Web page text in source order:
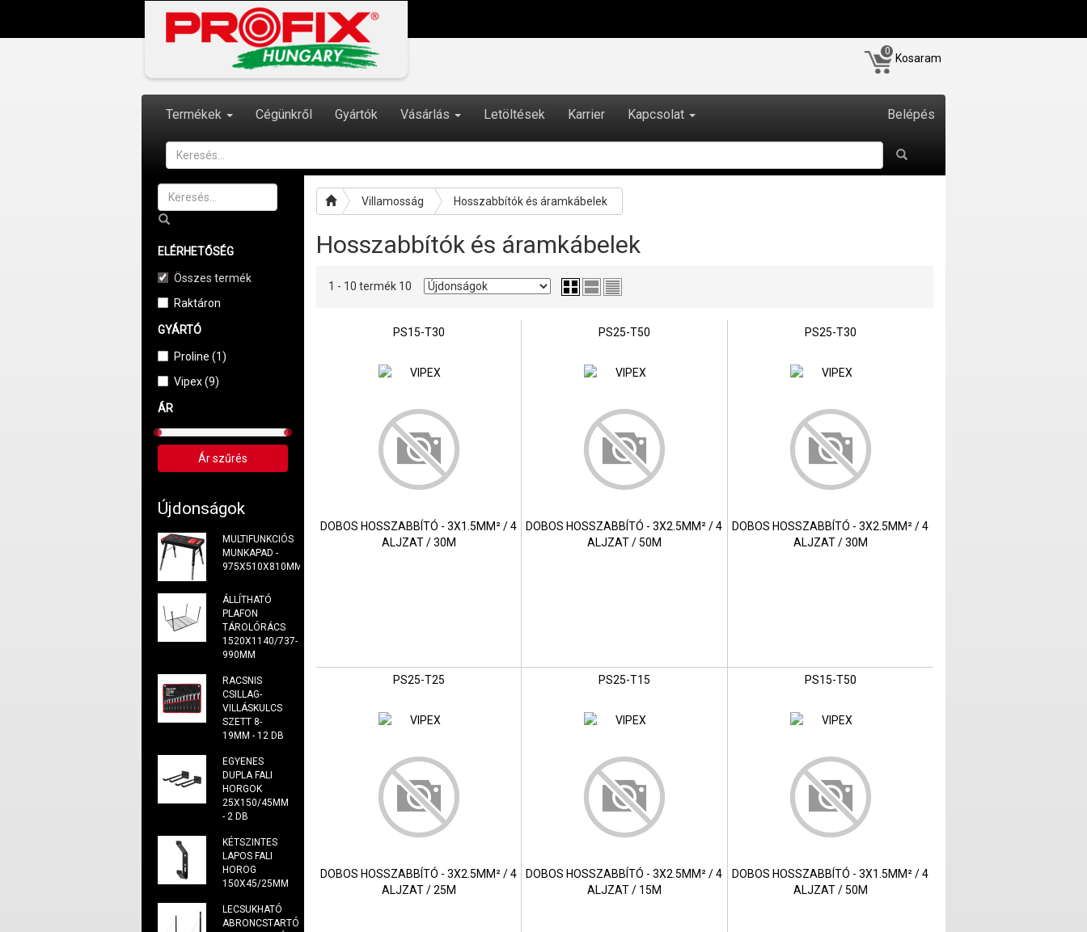
0
Kosaram
Termékek Cégünkről Gyártók Vásárlás Letöltések Karrier Kapcsolat Belépés
ELÉRHETŐSÉG
Összes termék
Raktáron
GYÁRTÓ
Proline (1)
Vipex (9)
ÁR
Újdonságok
MULTIFUNKCIÓS
MUNKAPAD -
975X510X810MM
ÁLLÍTHATÓ
PLAFON
TÁROLÓRÁCS
1520X1140/737-
990MM
RACSNIS
CSILLAG-
VILLÁSKULCS
SZETT 8-
19MM - 12 DB
EGYENES
DUPLA FALI
HORGOK
25X150/45MM
- 2 DB
KÉTSZINTES
LAPOS FALI
HOROG
150X45/25MM
LECSUKHATÓ
ABRONCSTARTÓ
Villamosság Hosszabbítók és áramkábelek
Hosszabbítók és áramkábelek
1 - 10 termék 10
PS15-T30
DOBOS HOSSZABBÍTÓ - 3X1.5MM² / 4
ALJZAT / 30M
PS25-T50
DOBOS HOSSZABBÍTÓ - 3X2.5MM² / 4
ALJZAT / 50M
PS25-T30
DOBOS HOSSZABBÍTÓ - 3X2.5MM² / 4
ALJZAT / 30M
PS25-T25
DOBOS HOSSZABBÍTÓ - 3X2.5MM² / 4
ALJZAT / 25M
PS25-T15
DOBOS HOSSZABBÍTÓ - 3X2.5MM² / 4
ALJZAT / 15M
PS15-T50
DOBOS HOSSZABBÍTÓ - 3X1.5MM² / 4
ALJZAT / 50M